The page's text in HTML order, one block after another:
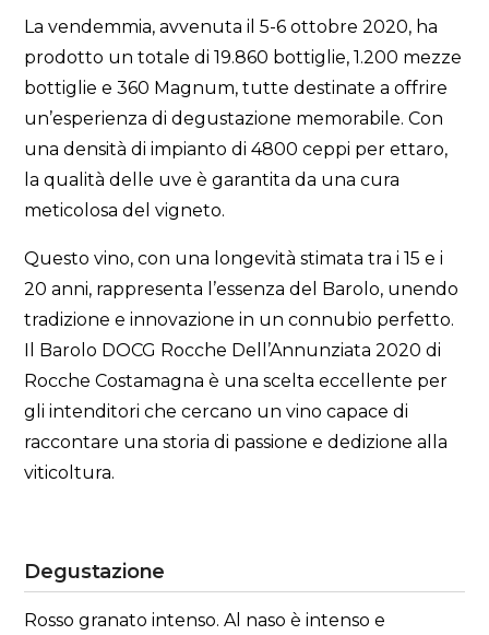
La vendemmia, avvenuta il 5-6 ottobre 2020, ha
prodotto un totale di 19.860 bottiglie, 1.200 mezze
bottiglie e 360 Magnum, tutte destinate a offrire
un’esperienza di degustazione memorabile. Con
una densità di impianto di 4800 ceppi per ettaro,
la qualità delle uve è garantita da una cura
meticolosa del vigneto.
Questo vino, con una longevità stimata tra i 15 e i
20 anni, rappresenta l’essenza del Barolo, unendo
tradizione e innovazione in un connubio perfetto.
Il Barolo DOCG Rocche Dell’Annunziata 2020 di
Rocche Costamagna è una scelta eccellente per
gli intenditori che cercano un vino capace di
raccontare una storia di passione e dedizione alla
viticoltura.
Degustazione
Rosso granato intenso. Al naso è intenso e